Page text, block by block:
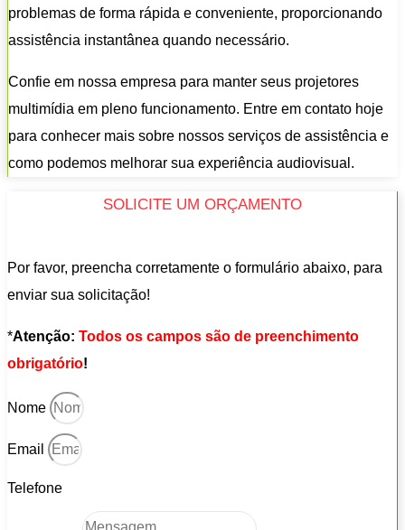
problemas de forma rápida e conveniente, proporcionando
assistência instantânea quando necessário.
Confie em nossa empresa para manter seus projetores
multimídia em pleno funcionamento. Entre em contato hoje
para conhecer mais sobre nossos serviços de assistência e
como podemos melhorar sua experiência audiovisual.
SOLICITE UM ORÇAMENTO
Por favor, preencha corretamente o formulário abaixo, para
enviar sua solicitação!
*Atenção: Todos os campos são de preenchimento
obrigatório!
Nome
Email
Telefone